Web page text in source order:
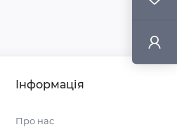
Інформація
Про нас